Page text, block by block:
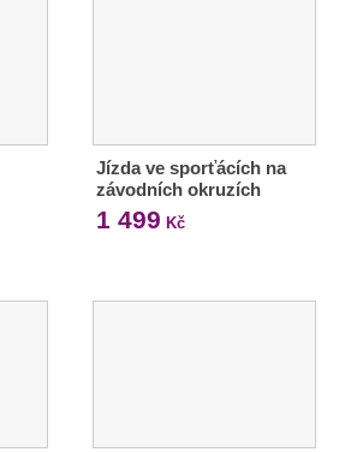
Jízda ve sporťácích na
závodních okruzích
1 499 Kč